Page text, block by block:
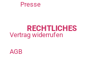
Presse
RECHTLICHES
Vertrag widerrufen
AGB